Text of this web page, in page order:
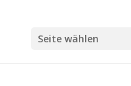
Seite wählen